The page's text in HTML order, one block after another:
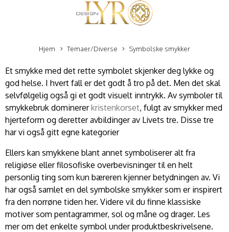
Hjem Temaer/Diverse Symbolske smykker
Et smykke med det rette symbolet skjenker deg lykke og
god helse. I hvert fall er det godt å tro på det. Men det skal
selvfølgelig også gi et godt visuelt inntrykk. Av symboler til
smykkebruk dominererkristenkorset, fulgt av smykker med
hjerteform og deretter avbildinger av Livets tre. Disse tre
har vi også gitt egne kategorier
Ellers kan smykkene blant annet symboliserer alt fra
religiøse eller filosofiske overbevisninger til en helt
personlig ting som kun bæreren kjenner betydningen av. Vi
har også samlet en del symbolske smykker som er inspirert
fra den norrøne tiden her. Videre vil du finne klassiske
motiver som pentagrammer, sol og måne og drager. Les
mer om det enkelte symbol under produktbeskrivelsene.